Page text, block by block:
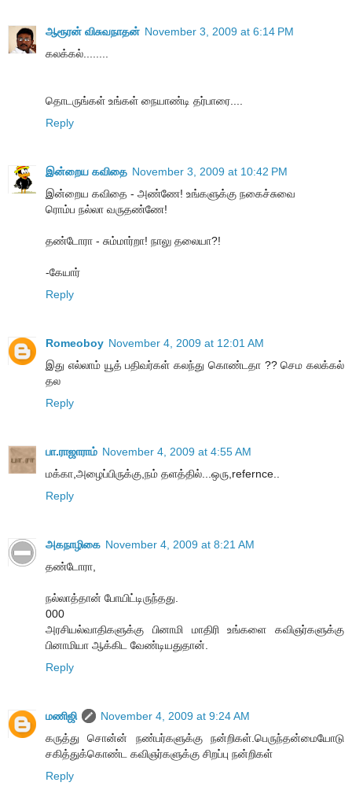
ஆரூரன் விசுவநாதன் November 3, 2009 at 6:14 PM
கலக்கல்........
தொடருங்கள் உங்கள் நையாண்டி தர்பாரை....
Reply
இன்றைய கவிதை November 3, 2009 at 10:42 PM
இன்றைய கவிதை - அண்ணே! உங்களுக்கு நகைச்சுவை
ரொம்ப நல்லா வருதண்ணே!
தண்டோரா - சும்மார்றா! நாலு தலையா?!
-கேயார்
Reply
Romeoboy November 4, 2009 at 12:01 AM
இது எல்லாம் யூத் பதிவர்கள் கலந்து கொண்டதா ?? செம கலக்கல்
தல
Reply
பா.ராஜாராம் November 4, 2009 at 4:55 AM
மக்கா,அழைப்பிருக்கு,நம் தளத்தில்...ஒரு,refernce..
Reply
அகநாழிகை November 4, 2009 at 8:21 AM
தண்டோரா,
நல்லாத்தான் போயிட்டிருந்தது.
000
அரசியல்வாதிகளுக்கு பினாமி மாதிரி உங்களை கவிஞர்களுக்கு
பினாமியா ஆக்கிட வேண்டியதுதான்.
Reply
மணிஜி
November 4, 2009 at 9:24 AM
கருத்து சொன்ன் நண்பர்களுக்கு நன்றிகள்.பெருந்தன்மையோடு
சகித்துக்கொண்ட கவிஞர்களுக்கு சிறப்பு நன்றிகள்
Reply